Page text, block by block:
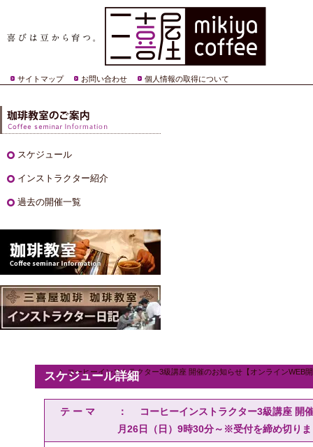
サイトマップ お問い合わせ 個人情報の取得について
コーヒーインストラクター3級講座 開催のお知らせ【オンライン
スケジュール詳細
テ ー マ
： コーヒーインストラクター3級講座 開
月26日（日）9時30分～※受付を締め切り
スケジュール
インストラクター紹介
過去の開催一覧